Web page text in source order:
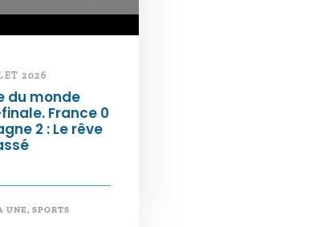
2026
du monde
France 0
2 : Le rêve
UNE, SPORTS